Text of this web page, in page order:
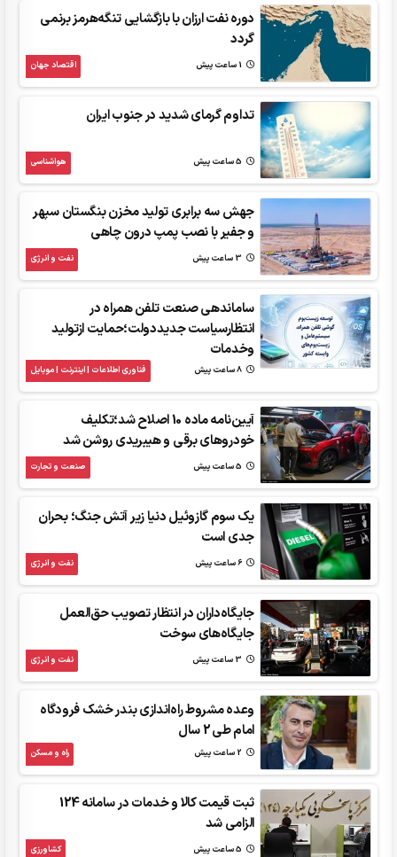
دوره نفت ارزان با بازگشایی تنگه‌هرمز برنمی
گردد
اقتصاد جهان
تداوم گرمای شدید در جنوب ایران
هواشناسی
جهش سه برابری تولید مخزن بنگستان سپهر
و جفیر با نصب پمپ درون چاهی
نفت و انرژی
ساماندهی صنعت تلفن همراه در
انتظارسیاست جدیددولت؛حمایت ازتولید
وخدمات
فناوری اطلاعات | اینترنت | موبایل
آیین‌نامه ماده 10 اصلاح شد؛تکلیف
خودروهای برقی و هیبریدی روشن شد
صنعت و تجارت
یک سوم گازوئیل دنیا زیر آتش جنگ؛ بحران
جدی است
نفت و انرژی
جایگاه‌داران در انتظار تصویب حق‌العمل
جایگاه‌های سوخت
نفت و انرژی
وعده مشروط راه‌اندازی بندر خشک فرودگاه
امام طی 2 سال
راه و مسکن
ثبت قیمت کالا و خدمات در سامانه 124
الزامی شد
کشاورزی